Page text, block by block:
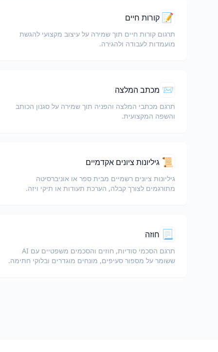
📝 קורות חיים
תרגום קורות חיים תוך שמירה על עיצוב מקצועי להגשת
מועמדות לעבודה ולהגירה.
📨 מכתב המלצה
תרגם מכתבי המלצה והפניה תוך שמירה על סגנון הכותב
והשפה המקצועית.
📜 גיליונות ציונים אקדמיים
גיליונות ציונים רשמיים מבית ספר או אוניברסיטה
מתורגמים לצורך קבלה, הערכת תעודות או תיקי ויזה.
📃 חוזה
תרגם הסכמי סודיות, חוזים והסכמים משפטיים עם AI
ששומר על מספור סעיפים, מונחים מוגדרים ובלוקי חתימה.